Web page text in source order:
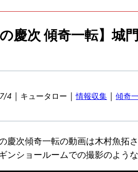
の慶次 傾奇一転】
4 ｜ キュータロー ｜情報収集 ｜傾奇
慶次傾奇一転の動画は木村魚拓
ンショールームでの撮影のよう